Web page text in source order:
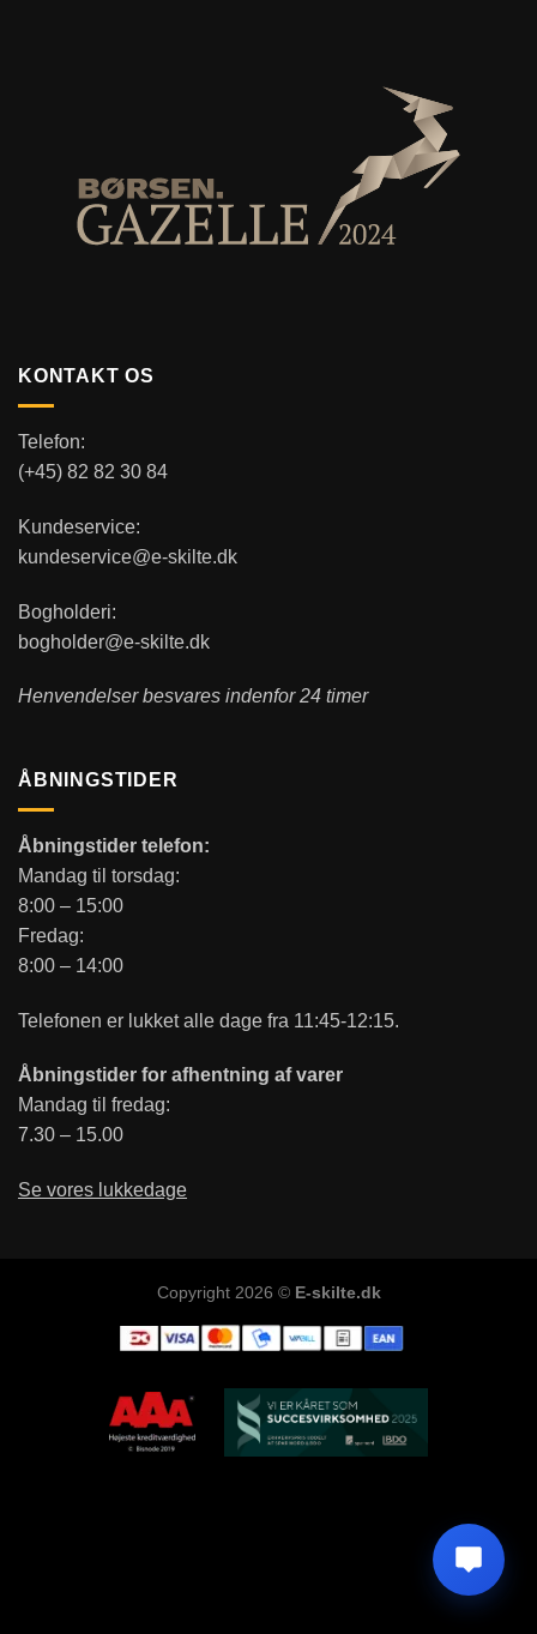
KONTAKT OS
Telefon:
(+45) 82 82 30 84
Kundeservice:
kundeservice@e-skilte.dk
Bogholderi:
bogholder@e-skilte.dk
Henvendelser besvares indenfor 24 timer
ÅBNINGSTIDER
Åbningstider telefon:
Mandag til torsdag:
8:00 – 15:00
Fredag:
8:00 – 14:00
Telefonen er lukket alle dage fra 11:45-12:15.
Åbningstider for afhentning af varer
Mandag til fredag:
7.30 – 15.00
Se vores lukkedage
Copyright 2026 © E-skilte.dk